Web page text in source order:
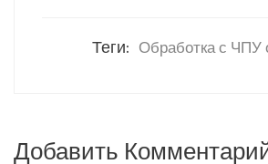
Теги: Обработка с ЧПУ
Добавить